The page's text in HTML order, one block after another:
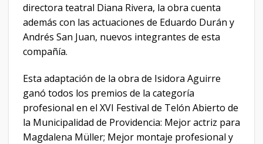
directora teatral Diana Rivera, la obra cuenta
además con las actuaciones de Eduardo Durán y
Andrés San Juan, nuevos integrantes de esta
compañía.
Esta adaptación de la obra de Isidora Aguirre
ganó todos los premios de la categoría
profesional en el XVI Festival de Telón Abierto de
la Municipalidad de Providencia: Mejor actriz para
Magdalena Müller; Mejor montaje profesional y